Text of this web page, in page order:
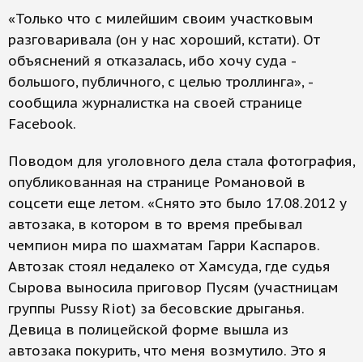
«Только что с милейшим своим участковым
разговаривала (он у нас хороший, кстати). От
объяснений я отказалась, ибо хочу суда -
большого, публичного, с целью троллинга», -
сообщила журналистка на своей странице
Facebook.
Поводом для уголовного дела стала фотография,
опубликованная на странице Романовой в
соцсети еще летом. «Снято это было 17.08.2012 у
автозака, в котором в то время пребывал
чемпион мира по шахматам Гарри Каспаров.
Автозак стоял недалеко от Хамсуда, где судья
Сырова выносила приговор Пусям (участницам
группы Pussy Riot) за бесовские дрыганья.
Девица в полицейской форме вышла из
автозака покурить, что меня возмутило. Это я